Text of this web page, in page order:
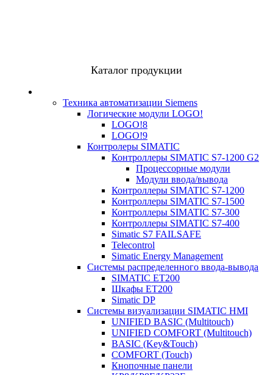
Каталог продукции
Техника автоматизации Siemens
Логические модули LOGO!
LOGO!8
LOGO!9
Контролеры SIMATIC
Контроллеры SIMATIC S7-1200 G2
Процессорные модули
Модули ввода/вывода
Контроллеры SIMATIC S7-1200
Контроллеры SIMATIC S7-1500
Контроллеры SIMATIC S7-300
Контроллеры SIMATIC S7-400
Simatic S7 FAILSAFE
Telecontrol
Simatic Energy Management
Системы распределенного ввода-вывода
SIMATIC ET200
Шкафы ET200
Simatic DP
Системы визуализации SIMATIC HMI
UNIFIED BASIC (Multitouch)
UNIFIED COMFORT (Multitouch)
BASIC (Key&Touch)
COMFORT (Touch)
Кнопочные панели